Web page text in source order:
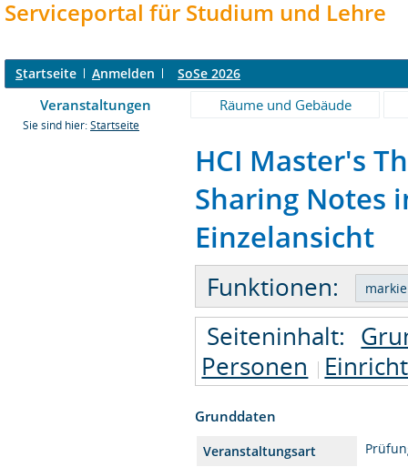
Serviceportal für Studium und Lehre
Startseite Anmelden SoSe 2026
Veranstaltungen Räume und Gebäude
Sie sind hier: Startseite
HCI Master's
Sharing Notes
Einzelansicht
Funktionen:
Seiteninhalt:
Personen
Grunddaten
Veranstaltungsart